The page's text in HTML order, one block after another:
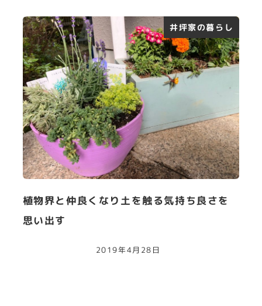
井坪家の暮らし
植物界と仲良くなり土を触る気持ち良さを
思い出す
2019年4月28日